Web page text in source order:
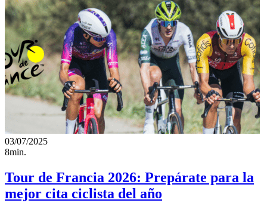
03/07/2025
8min.
Tour de Francia 2026: Prepárate para la
mejor cita ciclista del año